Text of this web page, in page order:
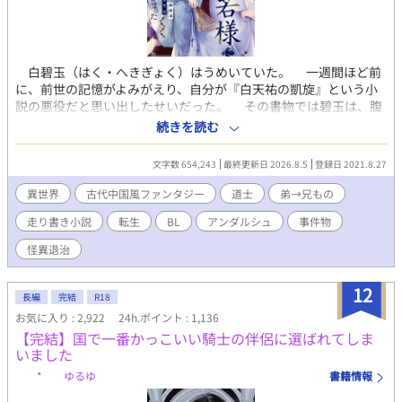
てきた。 親には「可愛げがない」と言われ、弟は何をしても褒め
て可愛がるくせに、俺は主席になろうが「長男なのだから当たり
前」。 それでも「頑張っていたらいつか分かってくれる」と不平
不満もいわずに我慢してきた。 だが、何をしたって「悪役令息」
なら意味なんてない。 どうせ悪役にされるのなら、いっそ好き勝
手に生きてやろう。 悪役上等！これからは我慢なんてしない。 家
の為だとか長男だとか知ったことか！ こんな家、レオリースにく
れてやる！ 俺は俺で独立して裕福な平民として生きる。 幸い前世
の知識も思い出したから、生活能力はあると思う。平民暮らしも
なんの問題もない。 前世の知識を活かし、自分の道は自分で切り
開くのだ。 ※※※※※※※※ お陰様で、7月にアルファポリス様
よりアンダルシュノベルズｂにて書籍化していただくこととなり
ました♡ ありがとうございますううう！！ イイネやコメントおま
ちしております♡
白碧玉（はく・へきぎょく）はうめいていた。 一週間ほど前
に、前世の記憶がよみがえり、自分が『白天祐の凱旋』という小
説の悪役だと思い出したせいだった。 その書物では碧玉は、腹
違いの弟・天祐（てんゆう）からうらまれ、生きたまま邪霊の餌
にされて魂ごと消滅させられる。 最悪の事態を回避するため、
厳格な兄に方向転換をこころみる。 いまさら優しくなどできな
いから、冷たい兄のまま、威厳と正しさを武器にしようと思った
のだが……。 兄弟仲が破滅するのを回避すればいいだけなの
に、なぜか天祐は碧玉になつきはじめ……？ ※弟→兄ものです。
（カップリング固定〜） ※なんちゃって中華風ファンタジー小説
です。 ※自分できづいた時に修正するので、誤字脱字の報告は不
要です。 ◆2022年5月に、アンダルシュのほうで書籍化しまし
ので、既読の方もお楽しみいただけるかと思います。 ※書籍ver
では、規約により兄弟の恋愛がNGのため、天祐が叔父の子――従
兄弟であり、養子になったという設定に変わっています。
続きを読む
文字数 654,243 最終更新日 2026.8.5 登録日 2021.8.27
異世界 古代中国風ファンタジー 道士
弟→兄もの
走り書き小説
転生 BL アンダルシュ
事件物
怪異退治
12
長編 完結 R18
お気に入り : 2,922 24h.ポイント : 1,136
【完結】国で一番かっこいい騎士の伴侶に選ばれてしま
いました
* ゆるゆ 書籍情報